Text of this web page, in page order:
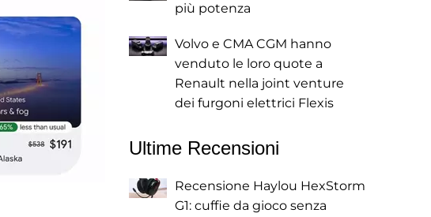
più potenza
Volvo e CMA CGM hanno
venduto le loro quote a
Renault nella joint venture
dei furgoni elettrici Flexis
Ultime Recensioni
Recensione Haylou HexStorm
G1: cuffie da gioco senza